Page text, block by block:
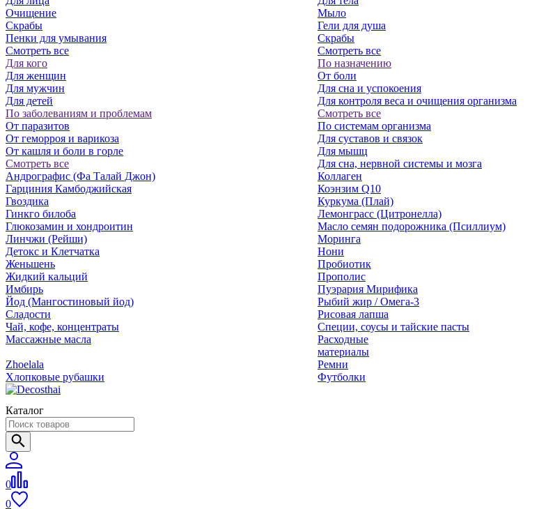
Очищение
Скрабы
Пенки для умывания
Смотреть все
Мыло
Гели для душа
Скрабы
Смотреть все
Для кого
Для женщин
Для мужчин
Для детей
По заболеваниям и проблемам
От паразитов
Oт геморроя и варикоза
От кашля и боли в горле
Смотреть все
По назначению
От боли
Для сна и успокоения
Для контроля веса и очищения организма
Смотреть все
По системам организма
Для суставов и связок
Для мышц
Для сна, нервной системы и мозга
Андрографис (Фа Талай Джон)
Гарциния Камбоджийская
Гвоздика
Гинкго билоба
Глюкозамин и хондроитин
Линчжи (Рейши)
Детокс и Клетчатка
Женьшень
Жидкий кальций
Имбирь
Йод (Мангостиновый йод)
Коллаген
Коэнзим Q10
Куркума (Плай)
Лемонграсс (Цитронелла)
Масло семян подорожника (Псиллиум)
Моринга
Нони
Пробиотик
Прополис
Пуэрария Мирифика
Рыбий жир / Омега-3
Сладости
Чай, кофе, концентраты
Рисовая лапша
Специи, соусы и тайские пасты
Массажные масла
Расходные
материалы
Zhoelala
Хлопковые рубашки
Ремни
Футболки
Каталог
0
0